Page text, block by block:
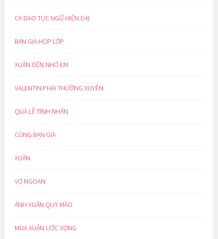
CA DAO TỤC NGỮ HIỆN ĐẠI
BẠN GIÀ HỌP LỚP
XUÂN ĐẾN NHỚ EM
VALENTIN PHẢI THƯỜNG XUYÊN
QUÀ LỄ TÌNH NHÂN
CÙNG BẠN GIÀ
XUÂN
VỢ NGOAN
ÁNH XUÂN QUÝ MÃO
MÙA XUÂN ƯỚC VỌNG